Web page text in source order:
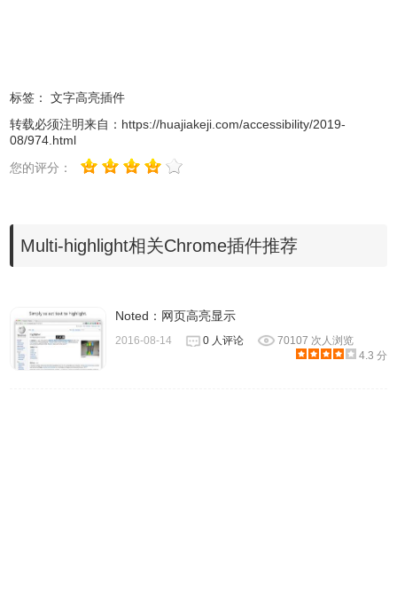
件安装时出现"CRX-HEADER-INVALID"解决方法
后即可使用。
3.安装完毕，Multi-highlight图标会出现在浏览器右上方并提
标签：
文字高亮插件
转载必须注明来自： https://huajiakeji.com/accessibility/2019-
08/974.html
您的评分：
Multi-highlight相关Chrome插件推荐
Noted：网页高亮显示
2016-08-14 0 人评论
70107 次人浏览
4.3 分